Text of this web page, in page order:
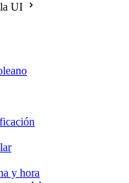
UI
y hora